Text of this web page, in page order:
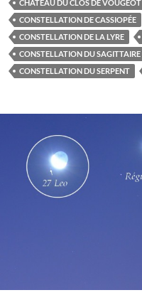
CHÂTEAU DU CLOS DE VOUGEOT
CONSTELLATION DE CASSIOPÉE
CONSTELLATION DE LA LYRE
CONSTELLATION DU SAGITTAIRE
CONSTELLATION DU SERPENT